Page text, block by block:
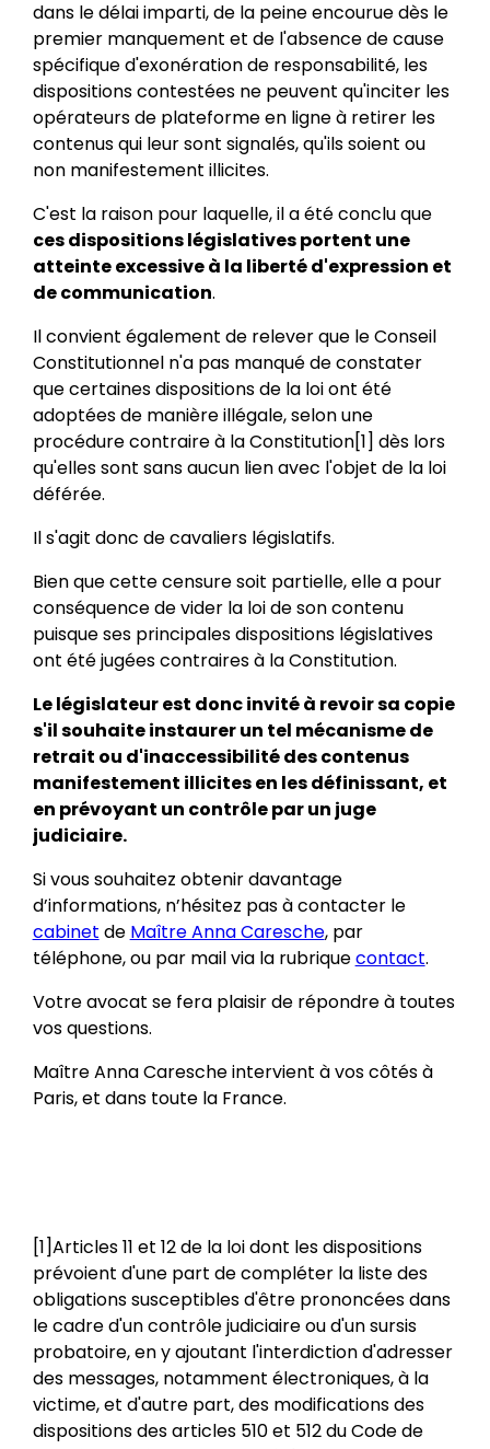
dans le délai imparti, de la peine encourue dès le
premier manquement et de l'absence de cause
spécifique d'exonération de responsabilité, les
dispositions contestées ne peuvent qu'inciter les
opérateurs de plateforme en ligne à retirer les
contenus qui leur sont signalés, qu'ils soient ou
non manifestement illicites.
C'est la raison pour laquelle, il a été conclu que
ces dispositions législatives portent une
atteinte excessive à la liberté d'expression et
de communication.
Il convient également de relever que le Conseil
Constitutionnel n'a pas manqué de constater
que certaines dispositions de la loi ont été
adoptées de manière illégale, selon une
procédure contraire à la Constitution[1] dès lors
qu'elles sont sans aucun lien avec l'objet de la loi
déférée.
Il s'agit donc de cavaliers législatifs.
Bien que cette censure soit partielle, elle a pour
conséquence de vider la loi de son contenu
puisque ses principales dispositions législatives
ont été jugées contraires à la Constitution.
Le législateur est donc invité à revoir sa copie
s'il souhaite instaurer un tel mécanisme de
retrait ou d'inaccessibilité des contenus
manifestement illicites en les définissant, et
en prévoyant un contrôle par un juge
judiciaire.
Si vous souhaitez obtenir davantage
d’informations, n’hésitez pas à contacter le
cabinet de Maître Anna Caresche, par
téléphone, ou par mail via la rubriquecontact.
Votre avocat se fera plaisir de répondre à toutes
vos questions.
Maître Anna Caresche intervient à vos côtés à
Paris, et dans toute la France.
[1]Articles 11 et 12 de la loi dont les dispositions
prévoient d'une part de compléter la liste des
obligations susceptibles d'être prononcées dans
le cadre d'un contrôle judiciaire ou d'un sursis
probatoire, en y ajoutant l'interdiction d'adresser
des messages, notamment électroniques, à la
victime, et d'autre part, des modifications des
dispositions des articles 510 et 512 du Code de